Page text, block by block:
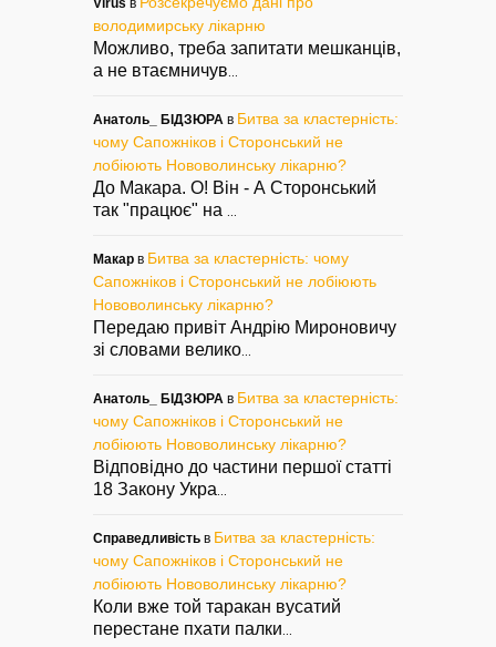
Virus в
володимирську лікарню
Можливо, треба запитати мешканців,
а не втаємничув
Анатоль_ БІДЗЮРА в Битва за кластерність:
чому Сапожніков і Сторонський не
лобіюють Нововолинську лікарню?
До Макара. О! Він - А Сторонський
так "працює" на
Макар в Битва за кластерність: чому
Сапожніков і Сторонський не лобіюють
Нововолинську лікарню?
Передаю привіт Андрію Мироновичу
зі словами велико
Анатоль_ БІДЗЮРА в Битва за кластерність:
чому Сапожніков і Сторонський не
лобіюють Нововолинську лікарню?
Відповідно до частини першої статті
18 Закону Укра
Справедливість в Битва за кластерність:
чому Сапожніков і Сторонський не
лобіюють Нововолинську лікарню?
Коли вже той таракан вусатий
перестане пхати палки